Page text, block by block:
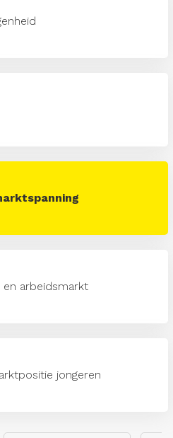
en arbeidsmarkt
jongeren